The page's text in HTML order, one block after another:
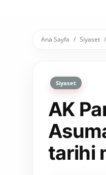
Ana Sayfa Siyaset
Siyaset
AK
tarihi